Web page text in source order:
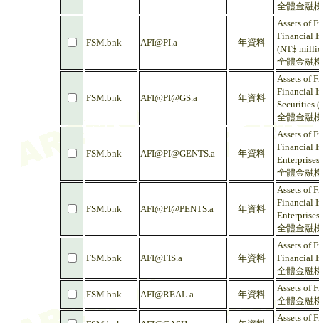
全體金融
FSM.bnk AFI@PI.a 年資料
Assets of
Financial
(NT$
全體金融
FSM.bnk AFI@PI@GS.a 年資料
Assets of
Financial
全體金融
FSM.bnk AFI@PI@GENTS.a 年資料
Assets of
Financial
全體金融
FSM.bnk AFI@PI@PENTS.a 年資料
Assets of
Financial
全體金融
FSM.bnk AFI@FIS.a 年資料
Assets of
Financial
全體金融
FSM.bnk AFI@REAL.a 年資料
Assets of
全體金融
Assets of